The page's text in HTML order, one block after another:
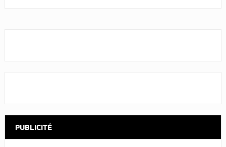
PUBLICITÉ